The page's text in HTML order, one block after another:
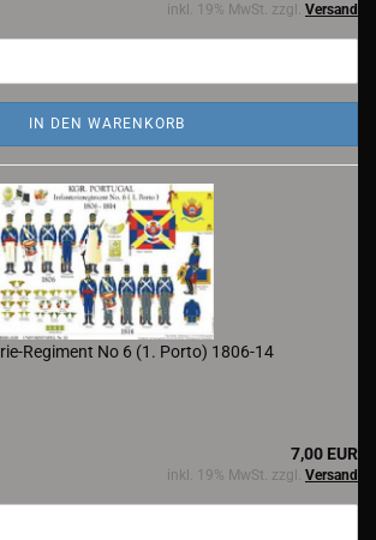
inkl. 19% MwSt. zzgl. Versand
IN DEN WARENKORB
Regiment No 6 (1. Porto) 1806-14
7,00 EUR
inkl. 19% MwSt. zzgl. Versand